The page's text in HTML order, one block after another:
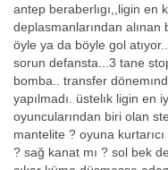
antep beraberlıgı,,ligin en
deplasmanlarından alınan
öyle ya da böyle gol
sorun defansta...3 tane
bomba.. transfer
yapılmadı. üstelık ligin en
oyuncularından biri olan
mantelite ? oyuna kurtarıcı
? sağ kanat mı ? sol bek